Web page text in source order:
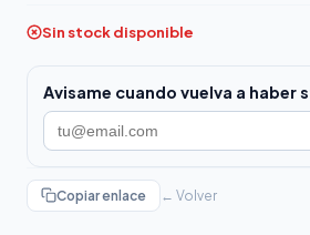
Sin stock disponible
Avisame cuando vuelva a haber
Copiar enlace ← Volver